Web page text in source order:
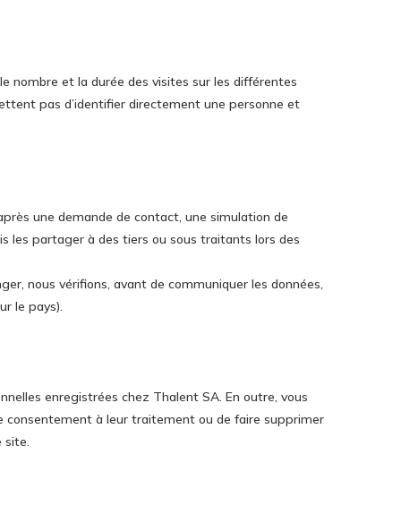
nombre et la durée des visites sur les différentes
pas d’identifier directement une personne et
une demande de contact, une simulation de
les partager à des tiers ou sous traitants lors des
nous vérifions, avant de communiquer les données,
le pays).
enregistrées chez Thalent SA. En outre, vous
à leur traitement ou de faire supprimer
site.